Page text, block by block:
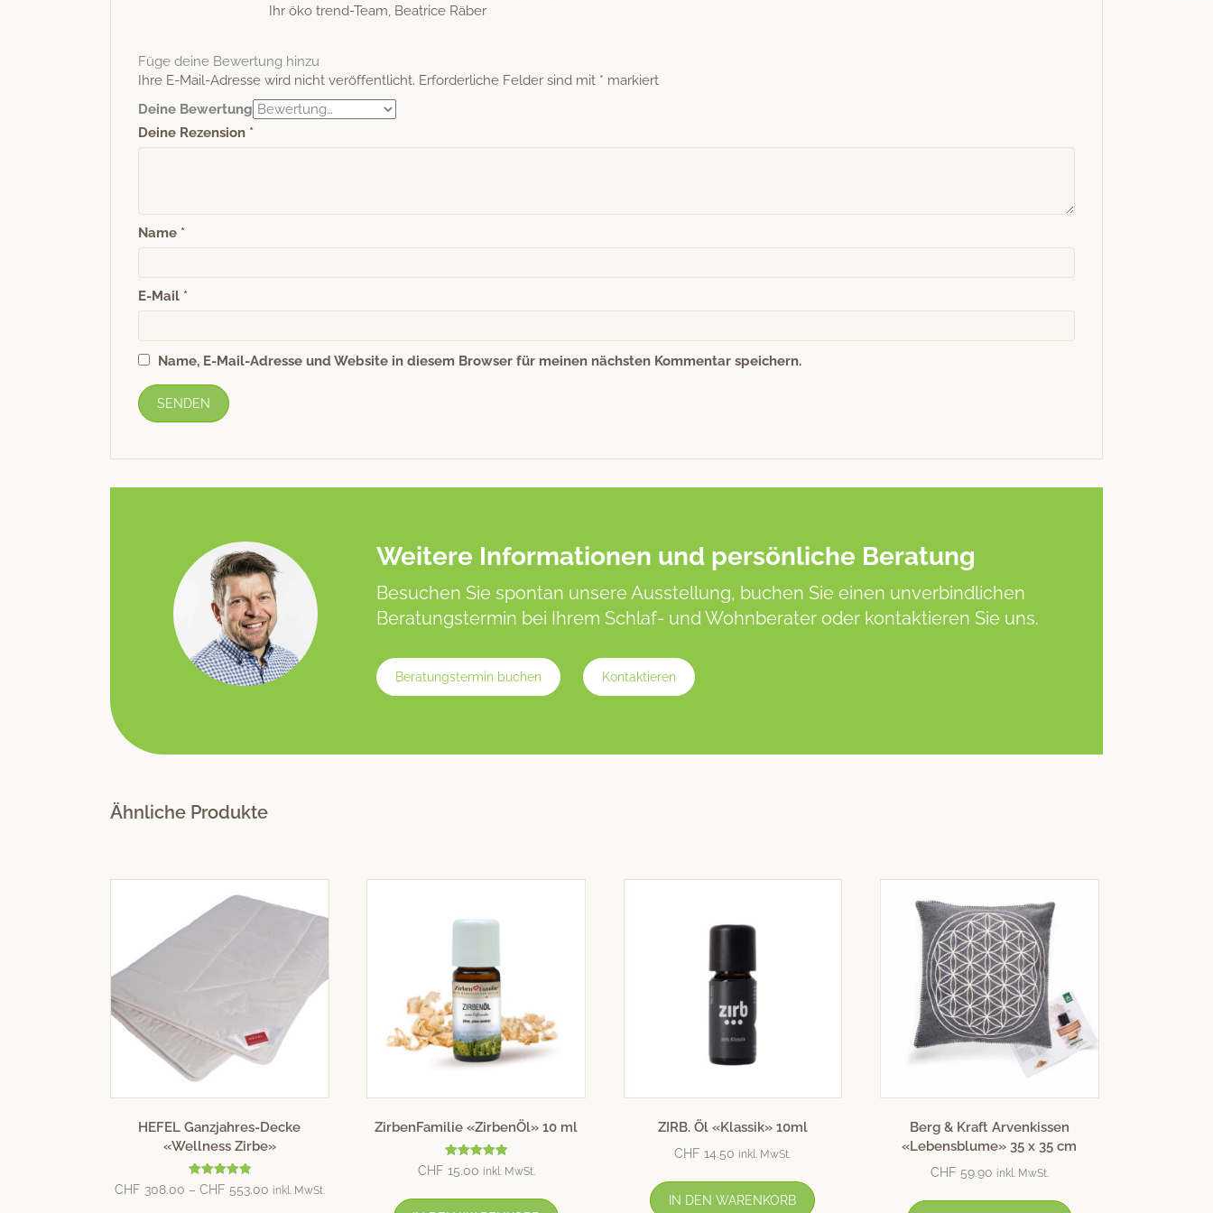
Ihr öko trend-Team, Beat­rice Räber
Füge deine Bewertung hinzu
Ihre E-Mail-Adresse wird nicht veröffentlicht. Erforderliche Felder sind mit * markiert
Deine Bewertung
Deine Rezension *
Name *
E-Mail *
Name, E-Mail-Adresse und Website in diesem Browser für meinen nächsten Kommentar speichern.
Weitere Informationen und persönliche Beratung
Besuchen Sie spontan unsere Ausstellung, buchen Sie einen unverbindlichen
Beratungstermin bei Ihrem Schlaf- und Wohnberater oder kontaktieren Sie uns.
Beratungstermin buchen Kontaktieren
Ähnliche Produkte
HEFEL Ganzjahres-Decke
«Wellness Zirbe»
Bewertet mit
5.00
CHF 308.00 – CHF 553.00 inkl. MwSt.
ZirbenFamilie «ZirbenÖl» 10 ml
Bewertet mit
5.00
CHF 15.00 inkl. MwSt.
ZIRB. Öl «Klassik» 10ml
CHF 14.50 inkl. MwSt.
IN DEN WARENKORB
Berg & Kraft Arvenkissen
«Lebensblume» 35 x 35 cm
CHF 59.90 inkl. MwSt.